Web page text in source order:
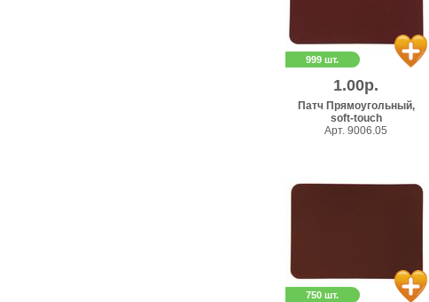
999 шт.
1.00р.
Патч Прямоугольный,
soft-touch
Арт. 9006.05
750 шт.